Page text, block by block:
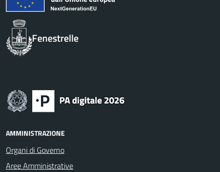
Fenestrelle
AMMINISTRAZIONE
Organi di Governo
Aree Amministrative